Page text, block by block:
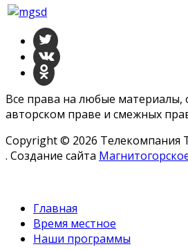
Все права на любые материалы,
авторском праве и смежных
Copyright © 2026
. Создание сайта
Главная
Время местное
Наши программы